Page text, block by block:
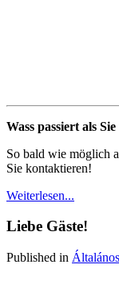
Wass passiert als
So bald wie möglich
Sie kontaktieren!
Weiterlesen...
Liebe Gäste!
Published in